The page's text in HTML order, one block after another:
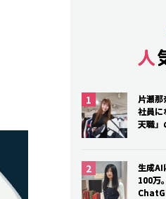
片瀬
社員に
天職」
生成AI
100万
片瀬
社員に
天職」
生成AI
100万